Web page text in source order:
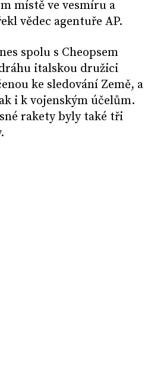
místě ve vesmíru a
vědec agentuře AP.
spolu s Cheopsem
italskou družici
ke sledování Země, a
i k vojenským účelům.
rakety byly také tři